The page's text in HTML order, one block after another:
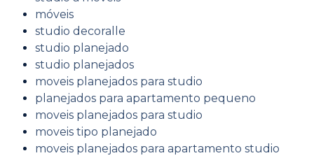
móveis
studio decoralle
studio planejado
studio planejados
moveis planejados para studio
planejados para apartamento pequeno
moveis planejados para studio
moveis tipo planejado
moveis planejados para apartamento studio